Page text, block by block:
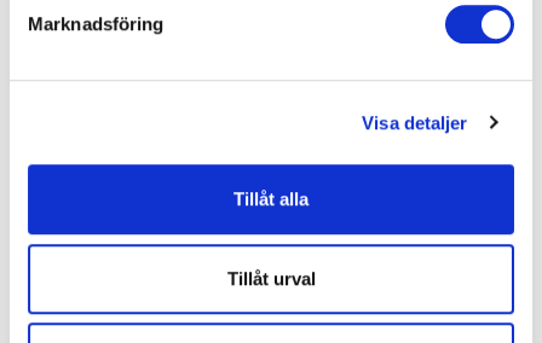
Marknadsföring
Visa detaljer
Tillåt alla
Tillåt urval
650 kr
Simskola privatlektion 30 min
Start: Onsdag 2026-08-19
Tid: 17:45-18:15
650 kr
arrow_forward_ios